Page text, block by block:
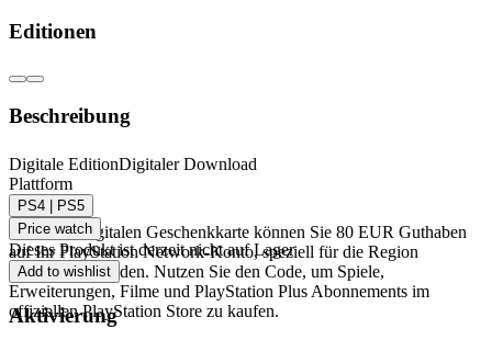
Editionen
Beschreibung
PlayStation Network Geschenkkarte 80 EUR
(BG) - PSN BULGARIEN
Mit dieser digitalen Geschenkkarte können Sie 80 EUR Guthaben
auf Ihr PlayStation Network-Konto, speziell für die Region
Bulgarien, aufladen. Nutzen Sie den Code, um Spiele,
Erweiterungen, Filme und PlayStation Plus Abonnements im
offiziellen PlayStation Store zu kaufen.
Digitale EditionDigitaler Download
Plattform
PS4 | PS5
Price watch
Dieses Produkt ist derzeit nicht auf Lager
Add to wishlist
Aktivierung